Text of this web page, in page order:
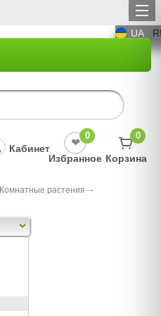
UA
Кабинет
0
Избранное
0
Корзина
Комнатные растения